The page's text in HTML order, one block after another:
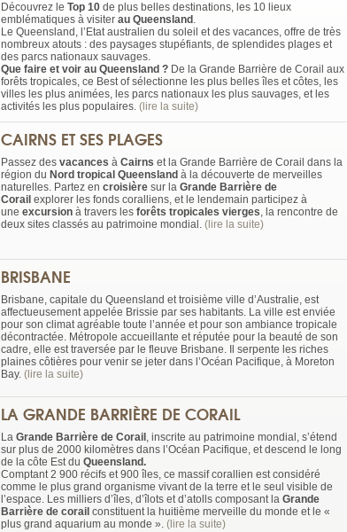
Découvrez le Top 10 de plus belles destinations, les 10 lieux
emblématiques à visiter au Queensland .
Le Queensland, l’Etat australien du soleil et des vacances, offre de très
nombreux atouts : des paysages stupéfiants, de splendides plages et
des parcs nationaux sauvages.
Que faire et voir au Queensland ? De la Grande Barrière de Corail aux
forêts tropicales, ce Best of sélectionne les plus belles îles et côtes, les
villes les plus animées, les parcs nationaux les plus sauvages, et les
activités les plus populaires. (lire la suite)
CAIRNS ET SES PLAGES
Passez des vacances à Cairns et la Grande Barrière de Corail dans la
région du Nord tropical Queensland à la découverte de merveilles
naturelles. Partez en croisière sur la Grande Barrière de
Corail explorer les fonds coralliens, et le lendemain participez à
une excursion à travers les forêts tropicales vierges, la rencontre de
deux sites classés au patrimoine mondial. (lire la suite)
BRISBANE
Brisbane, capitale du Queensland et troisième ville d’Australie, est
affectueusement appelée Brissie par ses habitants. La ville est enviée
pour son climat agréable toute l’année et pour son ambiance tropicale
décontractée. Métropole accueillante et réputée pour la beauté de son
cadre, elle est traversée par le fleuve Brisbane. Il serpente les riches
plaines côtières pour venir se jeter dans l’Océan Pacifique, à Moreton
Bay. (lire la suite)
LA GRANDE BARRIÈRE DE CORAIL
La Grande Barrière de Corail , inscrite au patrimoine mondial, s’étend
sur plus de 2000 kilomètres dans l’Océan Pacifique, et descend le long
de la côte Est du Queensland.
Comptant 2 900 récifs et 900 îles, ce massif corallien est considéré
comme le plus grand organisme vivant de la terre et le seul visible de
l’espace. Les milliers d’îles, d’îlots et d’atolls composant la Grande
Barrière de corail constituent la huitième merveille du monde et le «
plus grand aquarium au monde ». (lire la suite)